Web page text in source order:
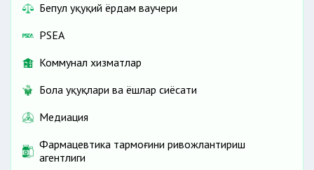
Бепул ҳуқуқий ёрдам ваучери
PSEA
Коммунал хизматлар
Бола ҳуқуқлари ва ёшлар сиёсати
Медиация
Фармацевтика тармоғини ривожлантириш
агентлиги